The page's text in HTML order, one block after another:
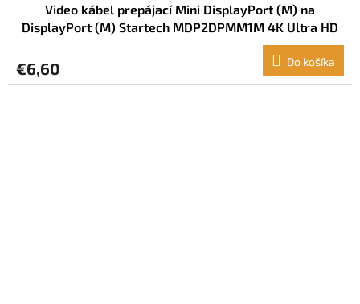
Video kábel prepájací Mini DisplayPort (M) na
DisplayPort (M) Startech MDP2DPMM1M 4K Ultra HD
€6,60 Do košíka